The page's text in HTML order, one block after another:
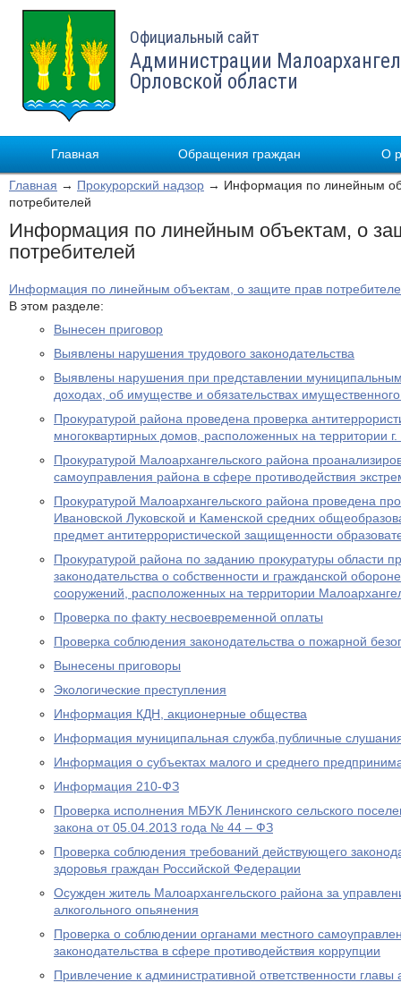
Официальный сайт
Администрации
Орловской области
Главная Обращения граждан О
Главная → Прокурорский надзор → Информация по линейным
потребителей
Информация по линейным объектам, о
потребителей
Информация по линейным объектам, о защите прав
В этом разделе:
Вынесен приговор
Выявлены нарушения трудового законодательства
Выявлены нарушения при представлении
доходах, об имуществе и обязательствах
Прокуратурой района проведена проверка
многоквартирных домов, расположенных на территории
Прокуратурой Малоархангельского района
самоуправления района в сфере противодействия
Прокуратурой Малоархангельского района проведена
Ивановской Луковской и Каменской средних
предмет антитеррористической защищенности
Прокуратурой района по заданию прокуратуры области
законодательства о собственности и гражданской
сооружений, расположенных на территории
Проверка по факту несвоевременной оплаты
Проверка соблюдения законодательства о пожарной
Вынесены приговоры
Экологические преступления
Информация КДН, акционерные общества
Информация муниципальная служба,публичные
Информация о субъектах малого и среднего
Информация 210-ФЗ
Проверка исполнения МБУК Ленинского сельского
закона от 05.04.2013 года № 44 – ФЗ
Проверка соблюдения требований действующего
здоровья граждан Российской Федерации
Осужден житель Малоархангельского района за
алкогольного опьянения
Проверка о соблюдении органами местного
законодательства в сфере противодействия коррупции
Привлечение к административной ответственности